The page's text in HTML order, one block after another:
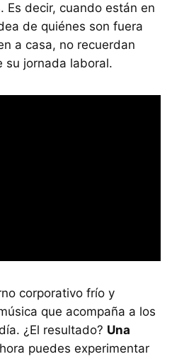
. Es decir, cuando están en
de quiénes son fuera
a casa, no recuerdan
su jornada laboral.
corporativo frío y
que acompaña a los
¿El resultado? Una
puedes experimentar